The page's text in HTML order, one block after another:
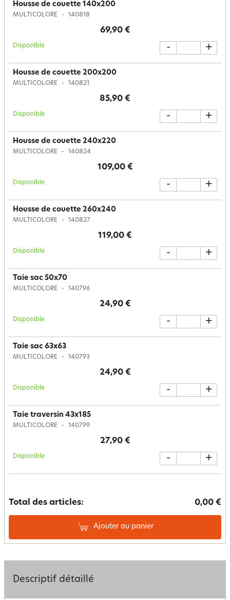
Housse de couette 140x200
MULTICOLORE 140818
69,90 €
Disponible - +
Housse de couette 200x200
MULTICOLORE 140821
85,90 €
Disponible - +
Housse de couette 240x220
MULTICOLORE 140824
109,00 €
Disponible - +
Housse de couette 260x240
MULTICOLORE 140827
119,00 €
Disponible - +
Taie sac 50x70
MULTICOLORE 140796
24,90 €
Disponible - +
Taie sac 63x63
MULTICOLORE 140793
24,90 €
Disponible - +
Taie traversin 43x185
MULTICOLORE 140799
27,90 €
Disponible - +
Total des articles: 0,00 €
Ajouter au panier
Descriptif détaillé